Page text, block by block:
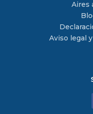
Aires
Aviso legal